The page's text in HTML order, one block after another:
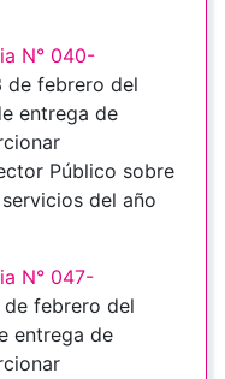
N° 040-
de febrero del
entrega de
Público sobre
del año
N° 047-
febrero del
entrega de